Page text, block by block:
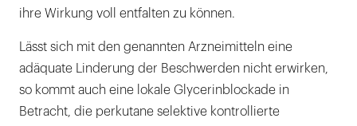
ihre Wirkung voll entfalten zu können.
Lässt sich mit den genannten Arzneimitteln eine
adäquate Linderung der Beschwerden nicht erwirken,
so kommt auch eine lokale Glycerinblockade in
Betracht, die perkutane selektive kontrollierte